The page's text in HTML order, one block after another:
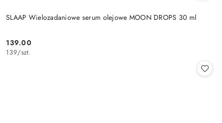
SLAAP Wielozadaniowe serum olejowe MOON DROPS 30 ml
Cena:
139.00
139/szt.